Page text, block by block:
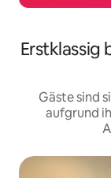
Gäste sind
aufgrund